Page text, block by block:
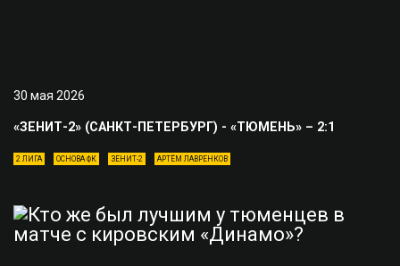
30 мая 2026
«ЗЕНИТ-2» (САНКТ-ПЕТЕРБУРГ) - «ТЮМЕНЬ» – 2:1
2 ЛИГА ОСНОВА ФК ЗЕНИТ-2 АРТЁМ ЛАВРЕНКОВ